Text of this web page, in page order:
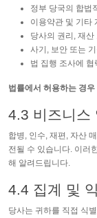
정부 당국의 합법
이용약관 및 기타
당사의 권리, 재
사기, 보안 또는
법 집행 조사에 협
법률에서 허용하는 경
4.3 비즈니스
합병, 인수, 재편, 자산
전될 수 있습니다. 이러
해 알려드립니다.
4.4 집계 및
당사는 귀하를 직접 식